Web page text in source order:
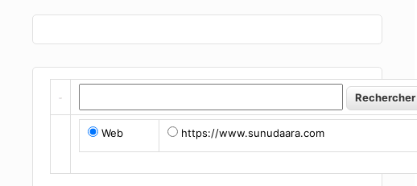
Web https://www.sunudaara.com